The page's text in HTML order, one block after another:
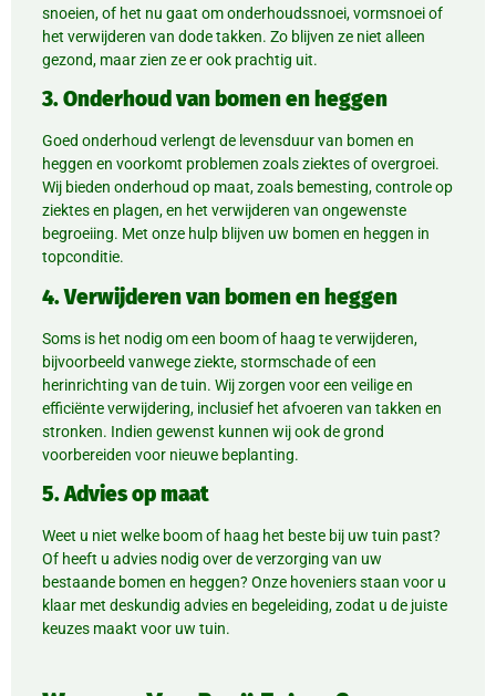
snoeien, of het nu gaat om onderhoudssnoei, vormsnoei of
het verwijderen van dode takken. Zo blijven ze niet alleen
gezond, maar zien ze er ook prachtig uit.
3. Onderhoud van bomen en heggen
Goed onderhoud verlengt de levensduur van bomen en
heggen en voorkomt problemen zoals ziektes of overgroei.
Wij bieden onderhoud op maat, zoals bemesting, controle op
ziektes en plagen, en het verwijderen van ongewenste
begroeiing. Met onze hulp blijven uw bomen en heggen in
topconditie.
4. Verwijderen van bomen en heggen
Soms is het nodig om een boom of haag te verwijderen,
bijvoorbeeld vanwege ziekte, stormschade of een
herinrichting van de tuin. Wij zorgen voor een veilige en
efficiënte verwijdering, inclusief het afvoeren van takken en
stronken. Indien gewenst kunnen wij ook de grond
voorbereiden voor nieuwe beplanting.
5. Advies op maat
Weet u niet welke boom of haag het beste bij uw tuin past?
Of heeft u advies nodig over de verzorging van uw
bestaande bomen en heggen? Onze hoveniers staan voor u
klaar met deskundig advies en begeleiding, zodat u de juiste
keuzes maakt voor uw tuin.